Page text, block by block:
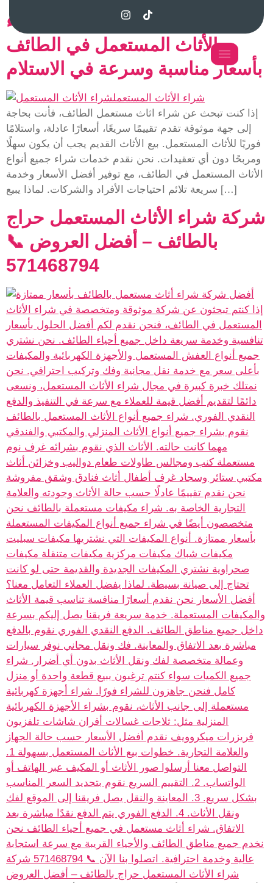
571468794 – أفضل خدمة شراء
الأثاث المستعمل في الطائف
بأسعار مناسبة وسرعة في الاستلام
إذا كنت تبحث عن شراء اثاث مستعمل الطائف، فأنت بحاجة
إلى جهة موثوقة تقدم تقييمًا سريعًا، أسعارًا عادلة، واستلامًا
فوريًا للأثاث المستعمل. بيع الأثاث القديم يجب أن يكون سهلًا
ومربحًا دون أي تعقيدات. نحن نقدم خدمات شراء جميع أنواع
الأثاث المستعمل في الطائف، مع توفير أفضل الأسعار وخدمة
سريعة تلائم احتياجات الأفراد والشركات. لماذا يبيع […]
شركة شراء الأثاث المستعمل حراج
بالطائف – أفضل العروض 📞
571468794